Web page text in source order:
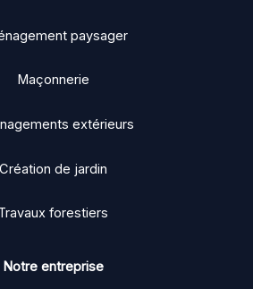
paysager
Maçonnerie
extérieurs
Création de jardin
forestiers
Notre entreprise